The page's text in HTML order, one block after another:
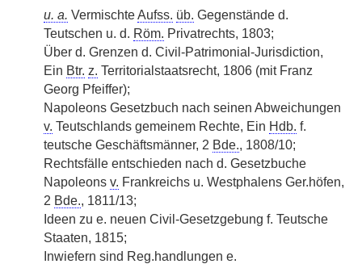
u. a. VermischteAufss. üb. Gegenstände d.
Teutschen u. d. Röm. Privatrechts, 1803;
Über d. Grenzen d. Civil-Patrimonial-Jurisdiction,
Ein Btr. z. Territorialstaatsrecht, 1806 (mit Franz
Georg Pfeiffer);
Napoleons Gesetzbuch nach seinen Abweichungen
v. Teutschlands gemeinem Rechte, Ein Hdb. f.
teutsche Geschäftsmänner, 2 Bde., 1808/10;
Rechtsfälle entschieden nach d. Gesetzbuche
Napoleons v. Frankreichs u. Westphalens Ger.höfen,
2 Bde., 1811/13;
Ideen zu e. neuen Civil-Gesetzgebung f. Teutsche
Staaten, 1815;
Inwiefern sind Reg.handlungen e.